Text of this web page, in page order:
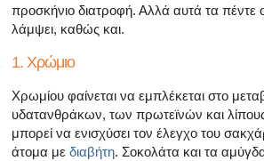
Όλα τα άρθρα σχετικά με τη
προσκήνιο διατροφή. Αλλά αυτά τα πέντε
λάμψει, καθώς και.
1. Χρώμιο
Χρωμίου φαίνεται να εμπλέκεται στο
υδατανθράκων, των πρωτεϊνών και
μπορεί να ενισχύσει τον έλεγχο του
άτομα με διαβήτη. Σοκολάτα και τα